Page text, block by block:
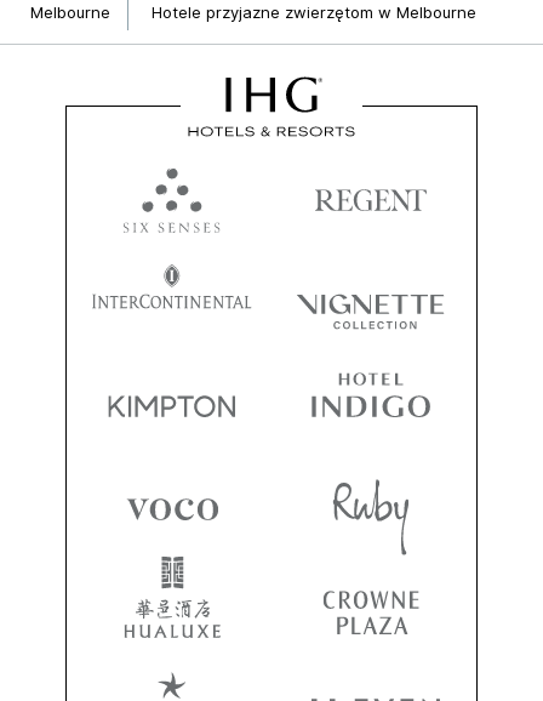
Melbourne
Hotele przyjazne zwierzętom w Melbourne